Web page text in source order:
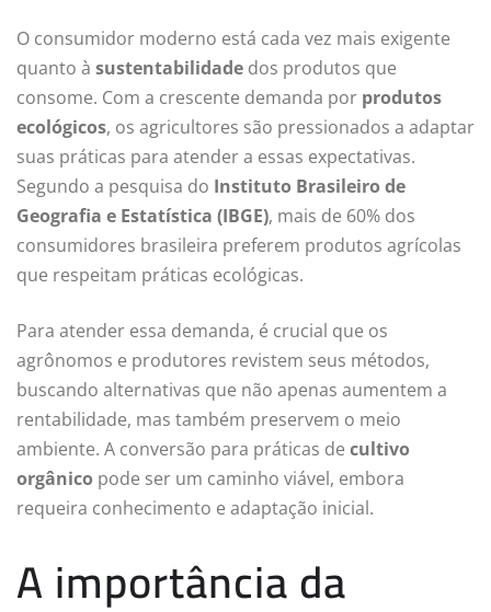
O consumidor moderno está cada vez mais exigente
quanto à sustentabilidade dos produtos que
consome. Com a crescente demanda por produtos
ecológicos, os agricultores são pressionados a adaptar
suas práticas para atender a essas expectativas.
Segundo a pesquisa do Instituto Brasileiro de
Geografia e Estatística (IBGE), mais de 60% dos
consumidores brasileira preferem produtos agrícolas
que respeitam práticas ecológicas.
Para atender essa demanda, é crucial que os
agrônomos e produtores revistem seus métodos,
buscando alternativas que não apenas aumentem a
rentabilidade, mas também preservem o meio
ambiente. A conversão para práticas de cultivo
orgânico pode ser um caminho viável, embora
requeira conhecimento e adaptação inicial.
A importância da